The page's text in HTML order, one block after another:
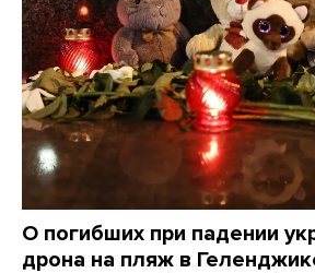
О погибших при падении
дрона на пляж в